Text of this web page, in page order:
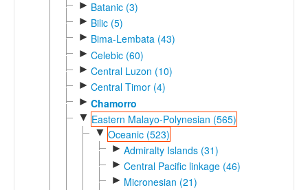
► Batanic (3)
► Bilic (5)
► Bima-Lembata (43)
► Celebic (60)
► Central Luzon (10)
► Central Timor (4)
► Chamorro
▼ Eastern Malayo-Polynesian (565)
▼ Oceanic (523)
► Admiralty Islands (31)
► Central Pacific linkage (46)
► Micronesian (21)